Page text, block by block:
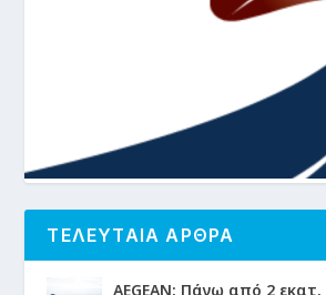
ΤΕΛΕΥΤΑΙΑ ΑΡΘΡΑ
AEGEAN: Πάνω από 2